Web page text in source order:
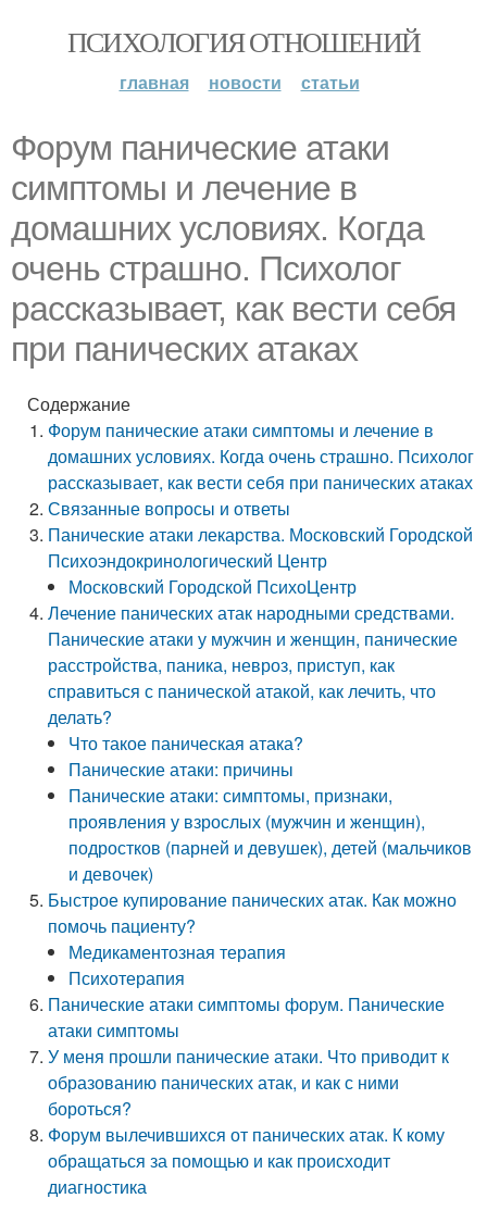
ПСИХОЛОГИЯ ОТНОШЕНИЙ
главная новости статьи
Форум панические атаки
симптомы и лечение в
домашних условиях. Когда
очень страшно. Психолог
рассказывает, как вести себя
при панических атаках
Содержание
Форум панические атаки симптомы и лечение в
домашних условиях. Когда очень страшно. Психолог
рассказывает, как вести себя при панических атаках
Связанные вопросы и ответы
Панические атаки лекарства. Московский Городской
Психоэндокринологический Центр
Московский Городской ПсихоЦентр
Лечение панических атак народными средствами.
Панические атаки у мужчин и женщин, панические
расстройства, паника, невроз, приступ, как
справиться с панической атакой, как лечить, что
делать?
Что такое паническая атака?
Панические атаки: причины
Панические атаки: симптомы, признаки,
проявления у взрослых (мужчин и женщин),
подростков (парней и девушек), детей (мальчиков
и девочек)
Быстрое купирование панических атак. Как можно
помочь пациенту?
Медикаментозная терапия
Психотерапия
Панические атаки симптомы форум. Панические
атаки симптомы
У меня прошли панические атаки. Что приводит к
образованию панических атак, и как с ними
бороться?
Форум вылечившихся от панических атак. К кому
обращаться за помощью и как происходит
диагностика